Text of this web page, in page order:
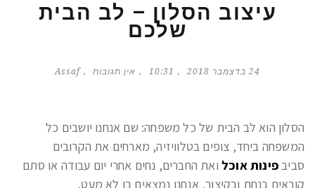
עיצוב הסלון – לב הבית
שלכם
24 בדצמבר 2018 10:31 אין תגובות Assaf
הסלון הוא לב הבית של כל משפחה: שם אנחנו יושבים כל
המשפחה ביחד, צופים בטלוויזיה, מארחים את הקרובים
סביבפינות אוכל ואת החברים, נחים אחרי יום עבודה או סתם
קוראים בנחת ובקיצור, אנחנו נמצאים בו לא מעט.